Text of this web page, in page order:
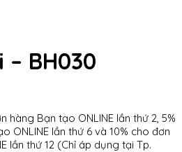
– BH030
hàng Bạn tạo ONLINE lần thứ 2, 5%
ONLINE lần thứ 6 và 10% cho đơn
lần thứ 12 (Chỉ áp dụng tại Tp.